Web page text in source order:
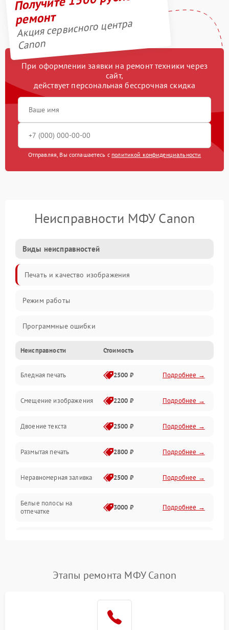
ремонт
Акция сервисного центра
Canon
При оформлении заявки на ремонт техники через
сайт,
действует персональная бессрочная скидка
Отправляя, Вы соглашаетесь с политикой конфиденциальности
Неисправности МФУ Canon
Виды неисправностей
Печать и качество изображения
Режим работы
Программные ошибки
Картриджи и расходники
Сканер и копирование
Механика и узлы
Программные сбои
Подключение и интерфейсы
Дисплей и органы управления
Изображение
Неисправности Стоимость
Бледная печать 2500 ₽ Подробнее →
Смещение изображения 2200 ₽ Подробнее →
Двоение текста 2500 ₽ Подробнее →
Размытая печать 2800 ₽ Подробнее →
Неравномерная заливка 2500 ₽ Подробнее →
Белые полосы на
отпечатке
3000 ₽ Подробнее →
Этапы ремонта МФУ Canon